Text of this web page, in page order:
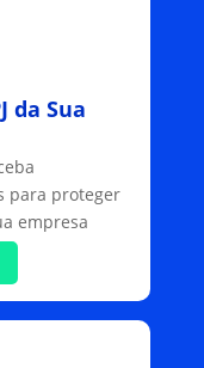
da Sua
para proteger
empresa